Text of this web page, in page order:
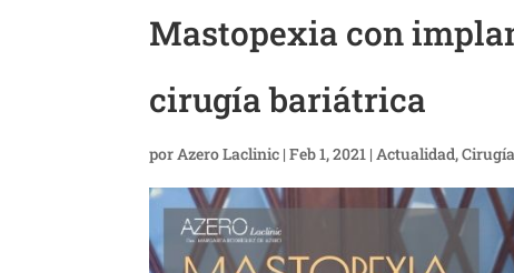
Mastopexia con
cirugía bariátrica
porAzero Laclinic |Feb 1, 2021 |Actualidad,